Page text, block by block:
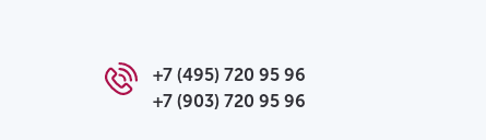
+7 (495) 720 95 96
+7 (903) 720 95 96